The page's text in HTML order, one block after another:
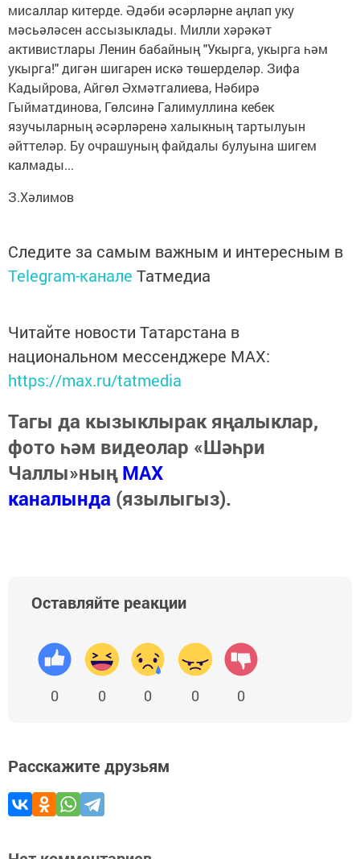
мисаллар китерде. Әдәби әсәрләрне аңлап уку
мәсьәләсен ассызыклады. Милли хәрәкәт
активистлары Ленин бабайның "Укырга, укырга һәм
укырга!" дигән шигарен искә төшерделәр. Зифа
Кадыйрова, Айгөл Әхмәтгалиева, Нәбирә
Гыйматдинова, Гөлсинә Галимуллина кебек
язучыларның әсәрләренә халыкның тартылуын
әйттеләр. Бу очрашуның файдалы булуына шигем
калмады...
З.Хәлимов
Следите за самым важным и интересным в
Telegram-канале Татмедиа
Читайте новости Татарстана в
национальном мессенджере MАХ:
https://max.ru/tatmedia
Тагы да кызыклырак яңалыклар,
фото һәм видеолар «Шәһри
Чаллы»ныңMAX
каналында (язылыгыз).
Оставляйте реакции
0 0 0 0 0
Расскажите друзьям